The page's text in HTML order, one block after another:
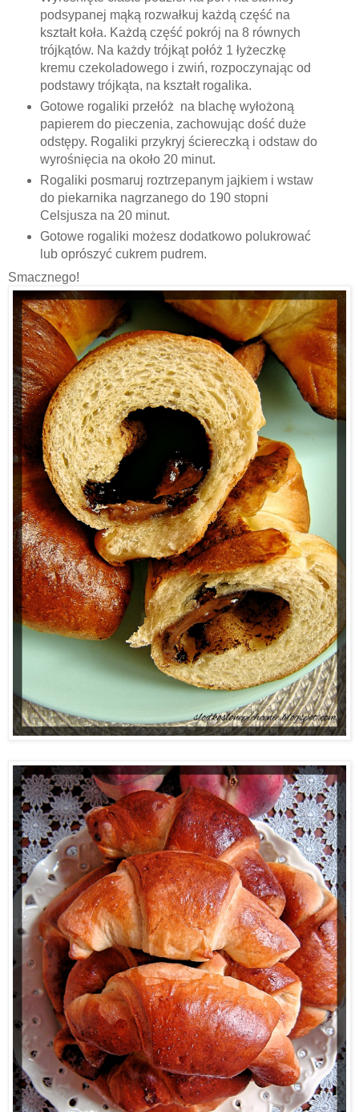
podsypanej mąką rozwałkuj każdą część na
kształt koła. Każdą część pokrój na 8 równych
trójkątów. Na każdy trójkąt połóż 1 łyżeczkę
kremu czekoladowego i zwiń, rozpoczynając od
podstawy trójkąta, na kształt rogalika.
Gotowe rogaliki przełóż na blachę wyłożoną
papierem do pieczenia, zachowując dość duże
odstępy. Rogaliki przykryj ściereczką i odstaw do
wyrośnięcia na około 20 minut.
Rogaliki posmaruj roztrzepanym jajkiem i wstaw
do piekarnika nagrzanego do 190 stopni
Celsjusza na 20 minut.
Gotowe rogaliki możesz dodatkowo polukrować
lub oprószyć cukrem pudrem.
Smacznego!